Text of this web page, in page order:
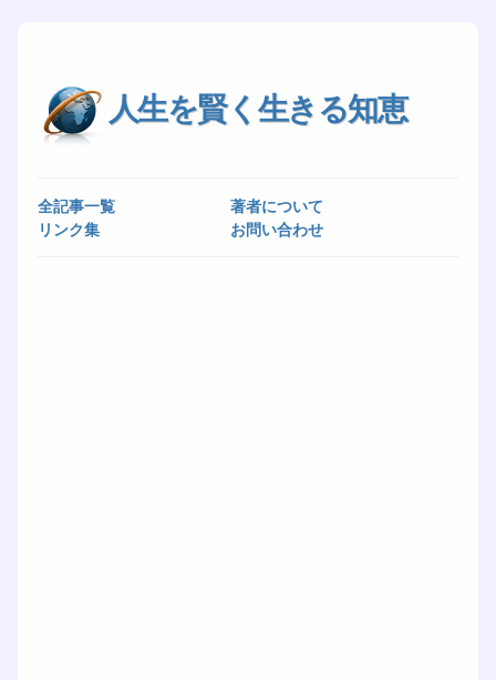
人生を賢く生きる知恵
全記事一覧
著者について
リンク集
お問い合わせ